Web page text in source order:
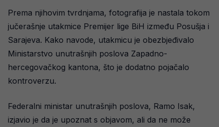
Prema njihovim tvrdnjama, fotografija je nastala tokom
jučerašnje utakmice Premijer lige BiH između Posušja i
Sarajeva. Kako navode, utakmicu je obezbjeđivalo
Ministarstvo unutrašnjih poslova Zapadno-
hercegovačkog kantona, što je dodatno pojačalo
kontroverzu.
Federalni ministar unutrašnjih poslova, Ramo Isak,
izjavio je da je upoznat s objavom, ali da ne može